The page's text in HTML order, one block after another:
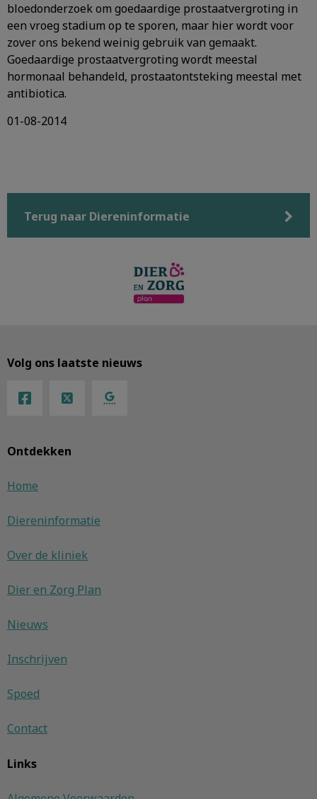
bloedonderzoek om goedaardige prostaatvergroting in
een vroeg stadium op te sporen, maar hier wordt voor
zover ons bekend weinig gebruik van gemaakt.
Goedaardige prostaatvergroting wordt meestal
hormonaal behandeld, prostaatontsteking meestal met
antibiotica.
01-08-2014
Terug naar Diereninformatie
Ontdekken
Home
Diereninformatie
Over de kliniek
Dier en Zorg Plan
Nieuws
Inschrijven
Spoed
Contact
Links
Volg ons laatste nieuws